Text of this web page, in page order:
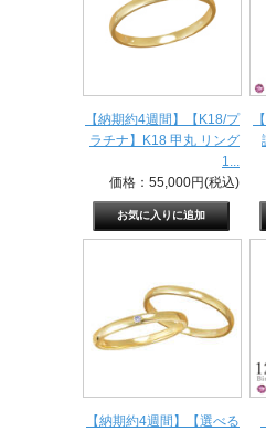
【納期約4週間】【K18/プ
ラチナ】K18 甲丸 リング
1...
価格：55,000円(税込)
【納期約4週間】【選べる